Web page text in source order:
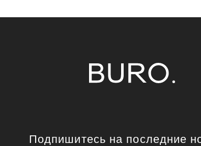
Подпишитесь на последние